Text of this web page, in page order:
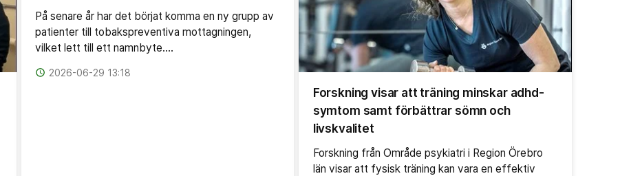
På senare år har det börjat komma en ny grupp av
patienter till tobakspreventiva mottagningen,
vilket lett till ett namnbyte.…
access_time 2026-06-29 13:18
Forskning visar att träning minskar adhd-
symtom samt förbättrar sömn och
livskvalitet
Forskning från Område psykiatri i Region Örebro
län visar att fysisk träning kan vara en effektiv